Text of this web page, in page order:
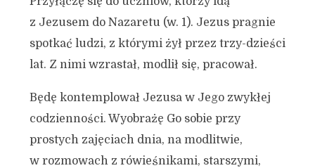
z Jezusem do Nazaretu (w. 1). Jezus pragnie
spotkać ludzi, z którymi żył przez trzy-dzieści
lat. Z nimi wzrastał, modlił się, pracował.
Będę kontemplował Jezusa w Jego zwykłej
codzienności. Wyobrażę Go sobie przy
prostych zajęciach dnia, na modlitwie,
w rozmowach z rówieśnikami, starszymi,